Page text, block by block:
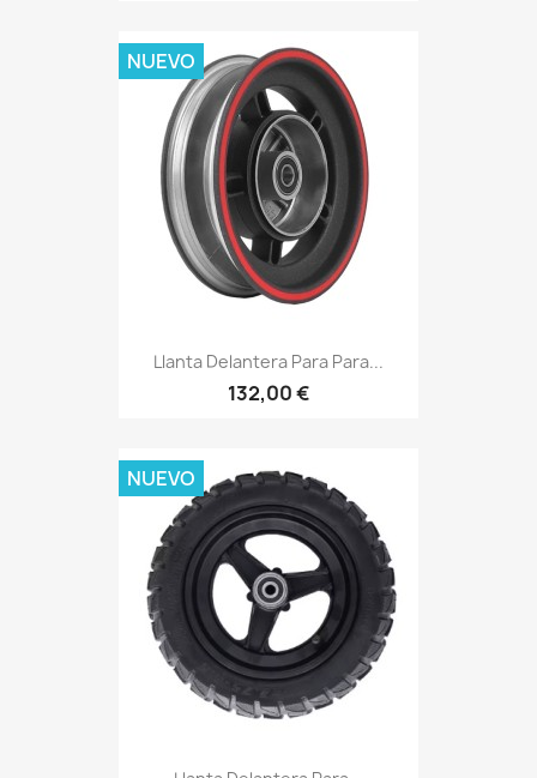
Llanta Delantera Para Para...
132,00 €
NUEVO
NUEVO